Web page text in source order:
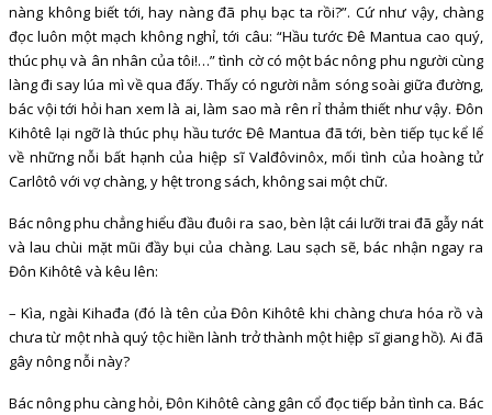
nàng không biết tới, hay nàng đã phụ bạc ta rồi?”. Cứ như vậy, chàng
đọc luôn một mạch không nghỉ, tới câu: “Hầu tước Đê Mantua cao quý,
thúc phụ và ân nhân của tôi!…” tình cờ có một bác nông phu người cùng
làng đi say lúa mì về qua đấy. Thấy có người nằm sóng soài giữa đường,
bác vội tới hỏi han xem là ai, làm sao mà rên rỉ thảm thiết như vậy. Đôn
Kihôtê lại ngỡ là thúc phụ hầu tước Đê Mantua đã tới, bèn tiếp tục kể lể
về những nỗi bất hạnh của hiệp sĩ Valđôvinôx, mối tình của hoàng tử
Carlôtô với vợ chàng, y hệt trong sách, không sai một chữ.
Bác nông phu chẳng hiểu đầu đuôi ra sao, bèn lật cái lưỡi trai đã gẫy nát
và lau chùi mặt mũi đầy bụi của chàng. Lau sạch sẽ, bác nhận ngay ra
Đôn Kihôtê và kêu lên:
– Kìa, ngài Kihađa (đó là tên của Đôn Kihôtê khi chàng chưa hóa rồ và
chưa từ một nhà quý tộc hiền lành trở thành một hiệp sĩ giang hồ). Ai đã
gây nông nỗi này?
Bác nông phu càng hỏi, Đôn Kihôtê càng gân cổ đọc tiếp bản tình ca. Bác